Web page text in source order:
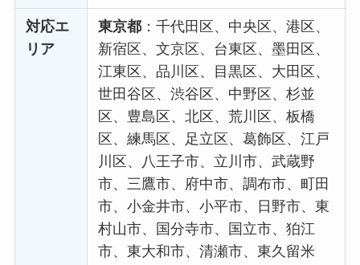
対応エ
リア
東京都 ：千代田区、中央区、港区、
新宿区、文京区、台東区、墨田区、
江東区、品川区、目黒区、大田区、
世田谷区、渋谷区、中野区、杉並
区、豊島区、北区、荒川区、板橋
区、練馬区、足立区、葛飾区、江戸
川区、八王子市、立川市、武蔵野
市、三鷹市、府中市、調布市、町田
市、小金井市、小平市、日野市、東
村山市、国分寺市、国立市、狛江
市、東大和市、清瀬市、東久留米